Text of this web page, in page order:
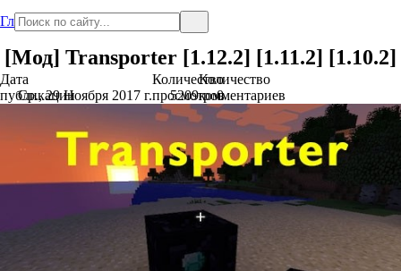
Главная
[Мод] Transporter [1.12.2] [1.11.2] [1.10.2]
Дата
публикации
Ср., 29 Ноября 2017 г.
Количество
просмотров
5209
Количество
комментариев
0